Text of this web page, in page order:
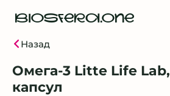
BIOSFERA.ONE
Назад
Омега-3 Litte Life
капсул